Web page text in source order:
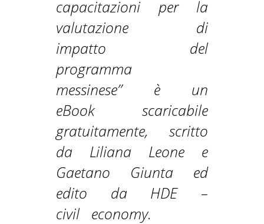
capacitazioni per la
valutazione di
impatto del
programma
messinese” è un
eBook scaricabile
gratuitamente, scritto
da Liliana Leone e
Gaetano Giunta ed
edito da HDE –
civil economy.